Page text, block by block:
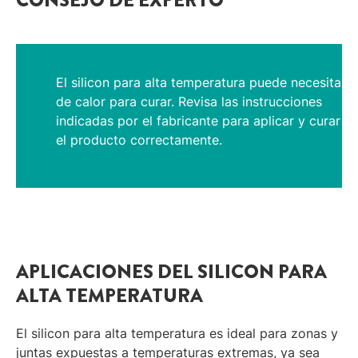
El silicon para alta temperatura puede necesitar
de calor para curar. Revisa las instrucciones
indicadas por el fabricante para aplicar y curar
el producto correctamente.
APLICACIONES DEL SILICON PARA
ALTA TEMPERATURA
El silicon para alta temperatura es ideal para zonas y
juntas expuestas a temperaturas extremas, ya sea